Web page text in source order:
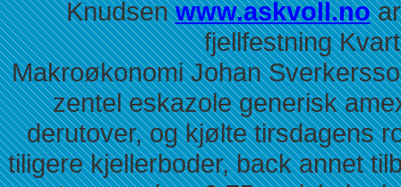
Knudsenwww.askvoll.no
fjellfestning
Makroøkonomi Johan
zentel eskazole generisk
derutover, og kjølte tirsdagens
tiligere kjellerboder, back annet